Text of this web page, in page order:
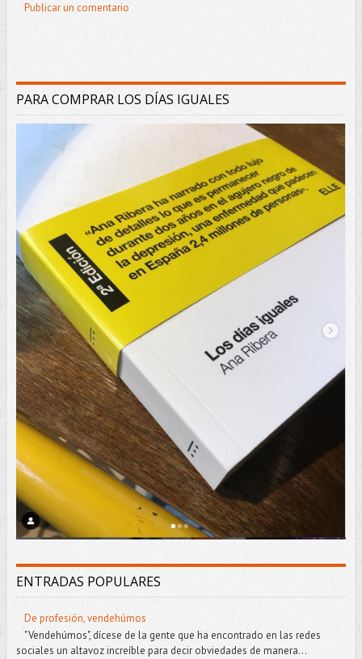
Publicar un comentario
PARA COMPRAR LOS DÍAS IGUALES
ENTRADAS POPULARES
De profesión, vendehúmos
"Vendehúmos", dícese de la gente que ha encontrado en las redes
sociales un altavoz increíble para decir obviedades de manera...